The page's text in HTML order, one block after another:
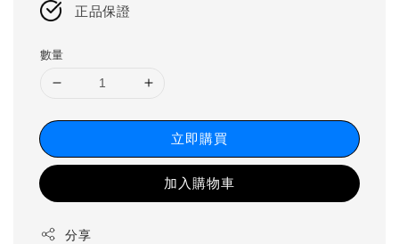
正品保證
數量
立即購買
加入購物車
分享